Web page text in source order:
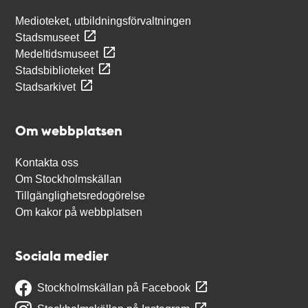
Medioteket, utbildningsförvaltningen
Stadsmuseet
Medeltidsmuseet
Stadsbiblioteket
Stadsarkivet
Om webbplatsen
Kontakta oss
Om Stockholmskällan
Tillgänglighetsredogörelse
Om kakor på webbplatsen
Sociala medier
Stockholmskällan på Facebook